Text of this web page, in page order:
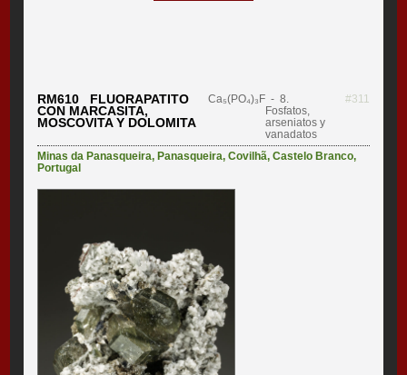
RM610 FLUORAPATITO
CON MARCASITA,
MOSCOVITA Y DOLOMITA
Ca₅(PO₄)₃F - 8.
Fosfatos,
arseniatos y
vanadatos
#311
Minas da Panasqueira,Panasqueira,Covilhã,Castelo Branco,
Portugal